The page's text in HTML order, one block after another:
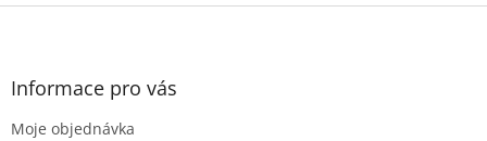
Z
Informace pro vás
Moje objednávka